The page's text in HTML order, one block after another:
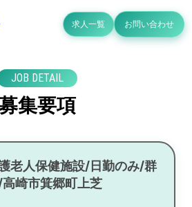
求人一覧 お問い合わせ
JOB DETAIL
集要項
老人保健施設/日勤のみ/群
崎市箕郷町上芝